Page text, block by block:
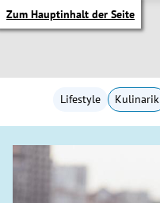
Zum Hauptinhalt der Seite
Lifestyle Kulinarik